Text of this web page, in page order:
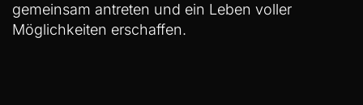
gemeinsam antreten und ein Leben voller
Möglichkeiten erschaffen.